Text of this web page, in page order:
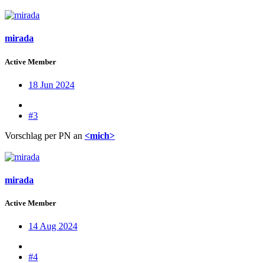
mirada
Active Member
18 Jun 2024
#3
Vorschlag per PN an <mich>
mirada
Active Member
14 Aug 2024
#4